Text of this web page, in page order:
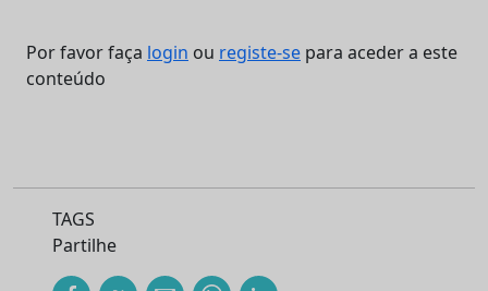
Por favor faça login ou registe-se para aceder a este
conteúdo
TAGS
Partilhe